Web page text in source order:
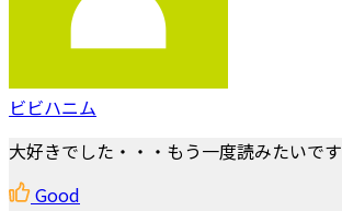
ビビハニム
大好きでした・・・もう一度読みたいです
Good